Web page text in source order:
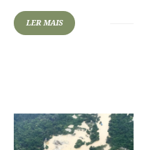
LER MAIS
1634